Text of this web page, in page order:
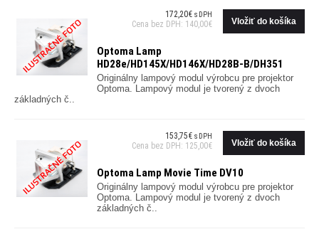
172,20€ s DPH
Cena bez DPH: 140,00€
Optoma Lamp
HD28e/HD145X/HD146X/HD28B-B/DH351
Originálny lampový modul výrobcu pre projektor
Optoma. Lampový modul je tvorený z dvoch
základných č..
153,75€ s DPH
Cena bez DPH: 125,00€
Optoma Lamp Movie Time DV10
Originálny lampový modul výrobcu pre projektor
Optoma. Lampový modul je tvorený z dvoch
základných č..